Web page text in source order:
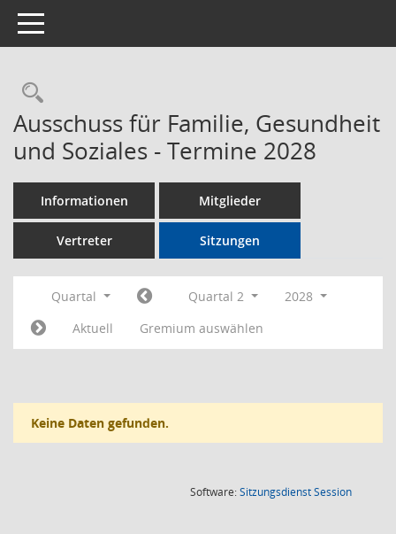
Toggle navigation
Rechercheauswahl
Ausschuss für Familie, Gesundheit
und Soziales - Termine 2028
Informationen Mitglieder
Vertreter Sitzungen
Quartal Quartal 2
2028
Aktuell
Gremium auswählen
Keine Daten gefunden.
Software:SitzungsdienstSession(Wird in